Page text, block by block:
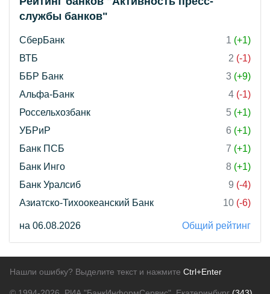
службы банков"
СберБанк 1 (+1)
ВТБ
2 (-1)
ББР Банк
3 (+9)
Альфа-Банк
4 (-1)
Россельхозбанк
5 (+1)
УБРиР
6 (+1)
Банк ПСБ
7 (+1)
Банк Инго
8 (+1)
Банк Уралсиб
9 (-4)
Азиатско-Тихоокеанский Банк
10 (-6)
на 06.08.2026 Общий рейтинг
Нашли ошибку? Выделите текст и нажмите Ctrl+Enter